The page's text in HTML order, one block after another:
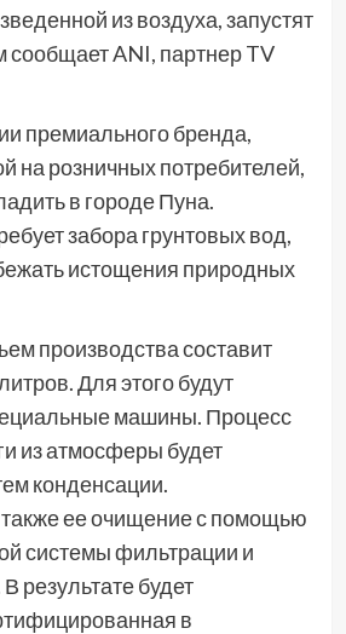
из воздуха, запустят
сообщает ANI, партнер TV
премиального бренда,
на розничных потребителей,
в городе Пуна.
забора грунтовых вод,
истощения природных
производства составит
Для этого будут
машины. Процесс
из атмосферы будет
конденсации.
ее очищение с помощью
системы фильтрации и
результате будет
в